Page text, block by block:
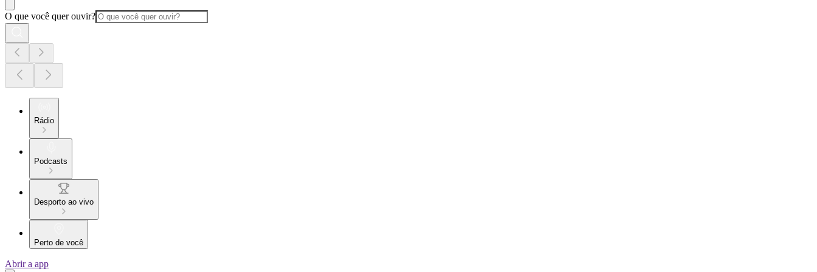
O que você quer ouvir?
Rádio
Podcasts
Desporto ao vivo
Perto de você
Abrir a app